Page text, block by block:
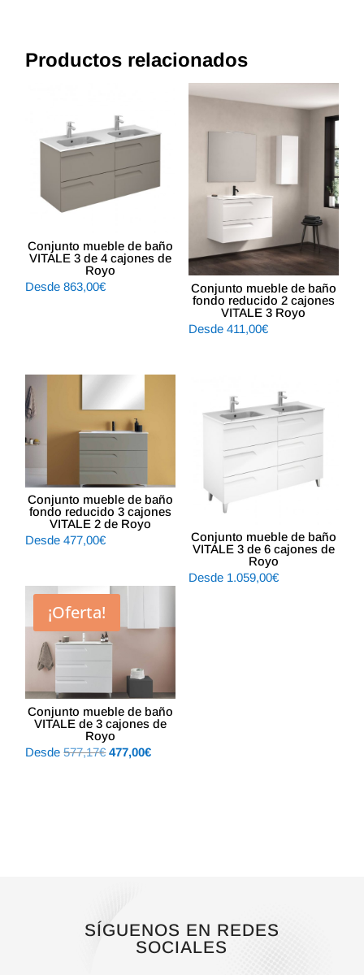
Productos relacionados
Conjunto mueble de baño
VITALE 3 de 4 cajones de
Royo
Desde 863,00€
Conjunto mueble de baño
fondo reducido 2 cajones
VITALE 3 Royo
Desde 411,00€
Conjunto mueble de baño
fondo reducido 3 cajones
VITALE 2 de Royo
Desde 477,00€
Conjunto mueble de baño
VITALE 3 de 6 cajones de
Royo
Desde 1.059,00€
¡Oferta!
Conjunto mueble de baño
VITALE de 3 cajones de
Royo
Desde 577,17€ El
477,00€El
SÍGUENOS EN REDES
SOCIALES